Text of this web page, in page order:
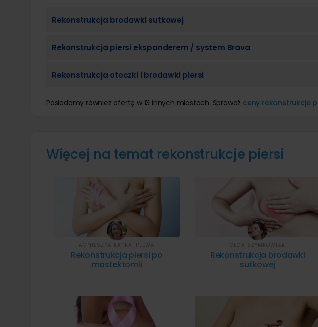
Rekonstrukcja brodawki sutkowej
Rekonstrukcja piersi ekspanderem / system Brava
Rekonstrukcja otoczki i brodawki piersi
Posiadamy również ofertę w 13 innych miastach. Sprawdź ceny rekonstrukcje
Więcej na temat rekonstrukcje piersi
Rekonstrukcja piersi po
mastektomii
AGNIESZKA KAPKA-PLEWA
Rekonstrukcja brodawki
sutkowej
OLGA SZYMKOWIAK